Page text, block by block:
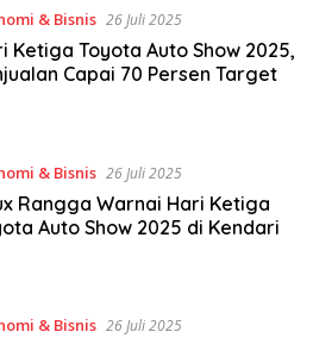
& Bisnis 26 Juli 2025
Ketiga Toyota Auto Show 2025,
Capai 70 Persen Target
& Bisnis 26 Juli 2025
Rangga Warnai Hari Ketiga
Auto Show 2025 di Kendari
& Bisnis 26 Juli 2025